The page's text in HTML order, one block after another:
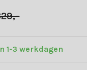
1-3 werkdagen